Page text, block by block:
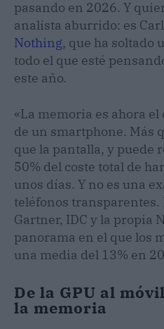
pasando en 2026. Y
analista aburrido: es Carl
Nothing, que ha soltado
todo el que esté
este año.
«La memoria es ahora
de un smartphone. Más
que la pantalla, y puede
50% del coste total de
unos días. Y no es una
teléfonos transparentes.
Gartner, IDC y la propia
panorama en el que los
una media del 13% en
De la GPU al
la memoria